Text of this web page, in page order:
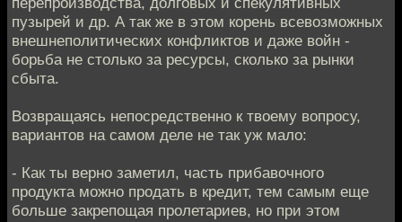
пузырей и др. А так же в этом корень всевозможных
внешнеполитических конфликтов и даже войн -
борьба не столько за ресурсы, сколько за рынки
сбыта.
Возвращаясь непосредственно к твоему вопросу,
вариантов на самом деле не так уж мало:
- Как ты верно заметил, часть прибавочного
продукта можно продать в кредит, тем самым еще
больше закрепощая пролетариев, но при этом